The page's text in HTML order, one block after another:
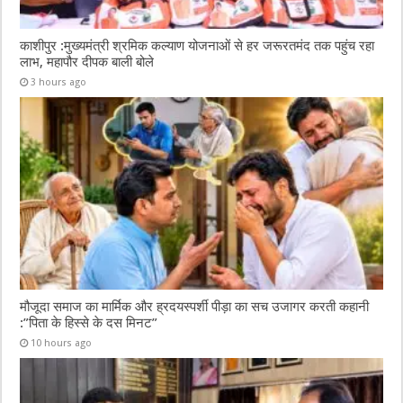
काशीपुर :मुख्यमंत्री श्रमिक कल्याण योजनाओं से हर जरूरतमंद तक पहुंच रहा
लाभ, महापौर दीपक बाली बोले
3 hours ago
मौजूदा समाज का मार्मिक और ह्रदयस्पर्शी पीड़ा का सच उजागर करती कहानी
:”पिता के हिस्से के दस मिनट”
10 hours ago